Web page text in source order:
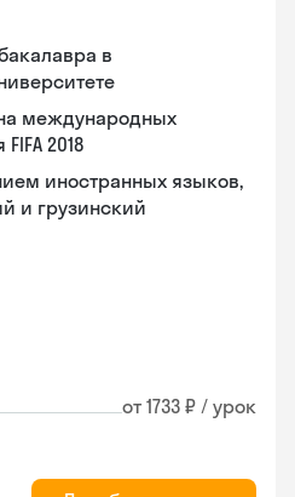
в
международных
2018
иностранных языков,
и грузинский
от 1733 ₽ / урок